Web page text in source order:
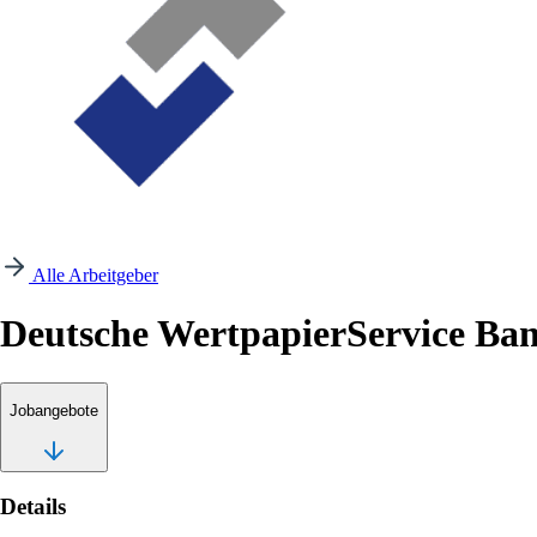
Alle Arbeitgeber
Deutsche WertpapierService
Jobangebote
Details